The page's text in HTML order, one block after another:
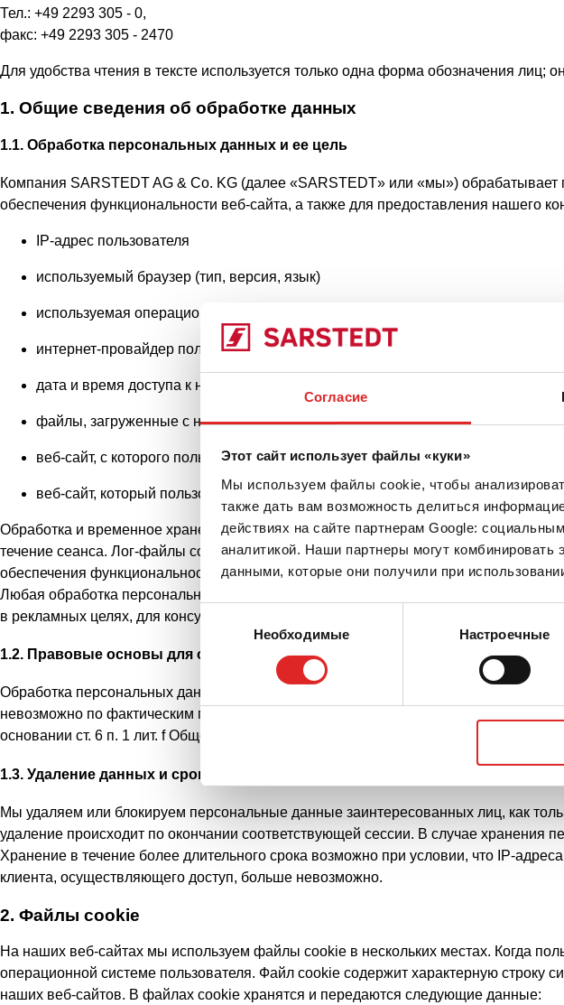
Согласие
Этот сайт использует файлы «куки»
Мы используем файлы cookie, чтобы
также дать вам возможность делиться
действиях на сайте партнерам Google:
аналитикой. Наши партнеры могут
данными, которые они получили при
Выбор
согласияНеобходимые Настроечные
Тел.: +49 2293 305 - 0,
факс: +49 2293 305 - 2470
Для удобства чтения в тексте используется только одна форма обозначения лиц;
1. Общие сведения об обработке данных
1.1. Обработка персональных данных и ее цель
Компания SARSTEDT AG & Co. KG (далее «SARSTEDT» или «мы»)
обеспечения функциональности веб-сайта, а также для предоставления нашего
IP-адрес пользователя
используемый браузер (тип, версия, язык)
используемая операционная система
интернет-провайдер пользователя
дата и время доступа к нашему веб-сайту
файлы, загруженные с нашего веб-сайта
веб-сайт, с которого пользователь перешел на наш веб-сайт
веб-сайт, который пользователь посещает через наш веб-сайт.
Обработка и временное хранение IP-адреса необходимы для обеспечения
течение сеанса. Лог-файлы содержат IP-адреса или другие данные, которые
обеспечения функциональности веб-сайтов. Кроме того, данные используются
Любая обработка персональных данных осуществляется исключительно для
в рекламных целях, для консультирования клиентов или для маркетинговых
1.2. Правовые основы для обработки персональных данных
Обработка персональных данных наших пользователей осуществляется
невозможно по фактическим причинам и обработка данных разрешена нам в
основании ст. 6 п. 1 лит. f Общего регламента по защите данных (DS-GVO).
1.3. Удаление данных и срок хранения
Мы удаляем или блокируем персональные данные заинтересованных лиц, как
удаление происходит по окончании соответствующей сессии. В случае
Хранение в течение более длительного срока возможно при условии, что IP-
клиента, осуществляющего доступ, больше невозможно.
2. Файлы cookie
На наших веб-сайтах мы используем файлы cookie в нескольких местах. Когда
операционной системе пользователя. Файл cookie содержит характерную строку
наших веб-сайтов. В файлах cookie хранятся и передаются следующие данные: